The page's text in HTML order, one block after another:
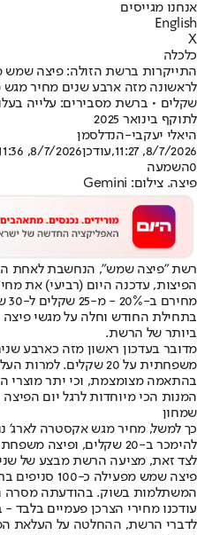
אנחנו מגייסים
English
X
כלכלה
התייקרות ברשת הזולה: פיצה שמש
שקלים • ברשת מסבירים: עלייה
לתוקף בינואר 2025
היאלי יעקבי-הנדלסמן
8/7/2026, 11:27
,עודכן8/7/2026, 11:36
0השמעה
פיצה. צילום: Gemini
רשת "פיצה שמש", הנחשבת לאחת
הפיצות, עדכנה היום (רביעי) את
ביותר של הרשת.
מדובר בעדכון ראשון מזה כארבע
משפחתית על 20 שקלים.
בהתאמה מצומצמת, וכי יתר מוצרי
המנות הכי מיוחדות לרגל יום
שמחון
לצד זאת, מציעה הרשת מבצע של שני מגשי
פיצה שמש
עודכנו מחירי הצרכן פעמיים בלבד - בשנת
לדברי הרשת, ההחלטה על העלאת